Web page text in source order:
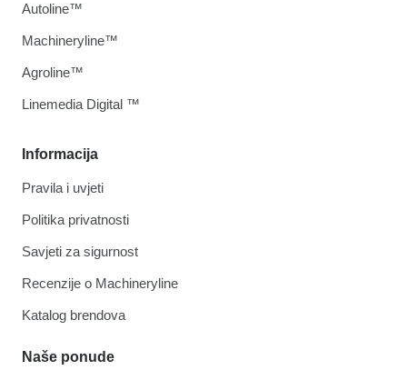
Informacija
Pravila i uvjeti
Politika privatnosti
Savjeti za sigurnost
Recenzije o Machineryline
Katalog brendova
Naše ponude
Autoline™
Machineryline™
Agroline™
Linemedia Digital ™